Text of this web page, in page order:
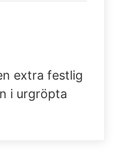
extra festlig
i urgröpta